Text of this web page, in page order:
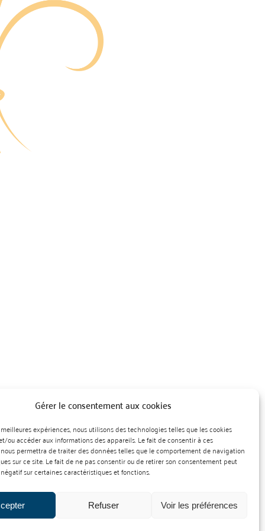
Gérer le consentement aux cookies
expériences, nous utilisons des technologies telles que les cookies
ou accéder aux informations des appareils. Le fait de consentir à ces
permettra de traiter des données telles que le comportement de navigation
sur ce site. Le fait de ne pas consentir ou de retirer son consentement peut
sur certaines caractéristiques et fonctions.
Refuser Voir les préférences
des produits cidricoles Création : Agence Préambulles